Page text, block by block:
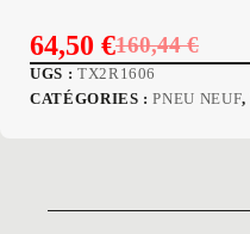
160,44€
Le
prix
64,50 €Le
prix
UGS : TX2R1606
CATÉGORIES :PNEU NEUF,